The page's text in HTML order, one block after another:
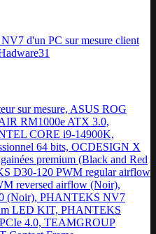
sur mesure, ASUS ROG
RM1000e ATX 3.0,
CORE i9-14900K,
64 bits, OCDESIGN X
premium (Black and Red
D30-120 PWM regular airflow
reversed airflow (Noir),
(Noir), PHANTEKS NV7
LED KIT, PHANTEKS
4.0, TEAMGROUP